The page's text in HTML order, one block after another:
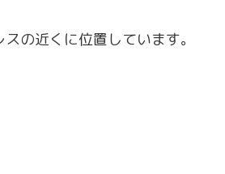
の近くに位置しています。